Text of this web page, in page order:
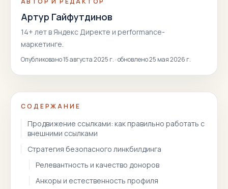
Артур Гайфутдинов
14+ лет в Яндекс Директе и performance-
маркетинге.
Опубликовано15 августа 2025 г. ·обновлено25 мая 2026 г.
СОДЕРЖАНИЕ
Продвижение ссылками: как правильно работать с
внешними ссылками
Стратегия безопасного линкбилдинга
Релевантность и качество доноров
Анкоры и естественность профиля